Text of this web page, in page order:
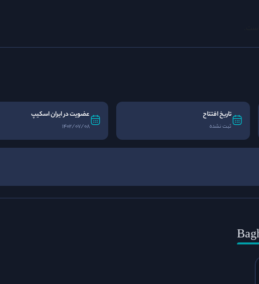
تاریخ افتتاح
ثبت نشده
عضویت در ایران اسکیپ
1402/07/08